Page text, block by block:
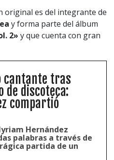
original es del integrante de
y forma parte del álbum
2» y que cuenta con gran
cantante tras
de discoteca:
compartió
Hernández
palabras a través de
partida de un